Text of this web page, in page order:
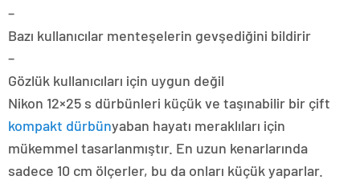
–
Bazı kullanıcılar menteşelerin gevşediğini bildirir
–
Gözlük kullanıcıları için uygun değil
Nikon 12×25 s dürbünleri küçük ve taşınabilir bir çift
kompakt dürbünyaban hayatı meraklıları için
mükemmel tasarlanmıştır. En uzun kenarlarında
sadece 10 cm ölçerler, bu da onları küçük yaparlar.